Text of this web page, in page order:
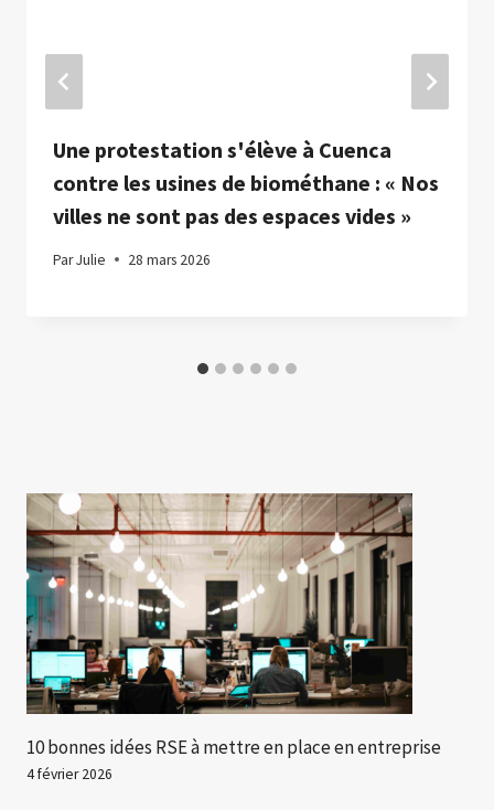
Une protestation s'élève à Cuenca
contre les usines de biométhane : « Nos
villes ne sont pas des espaces vides »
ParJulie 28 mars 2026
10 bonnes idées RSE à mettre en place en entreprise
4 février 2026